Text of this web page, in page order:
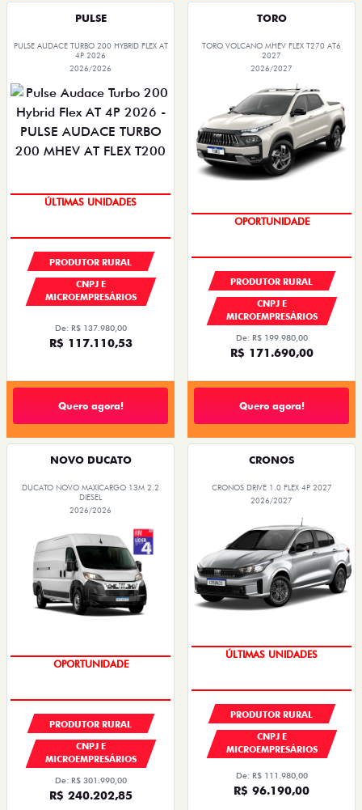
PULSE
PULSE AUDACE TURBO 200 HYBRID FLEX AT
4P 2026
2026/2026
GRANDE CHANCE FIAT
PRODUTOR RURAL
CNPJ E
MICROEMPRESÁRIOS
De: R$ 137.980,00
R$ 117.110,53
Quero agora!
TORO
TORO VOLCANO MHEV FLEX T270 AT6
2027
2026/2027
GRANDE CHANCE FIAT
PRODUTOR RURAL
CNPJ E
MICROEMPRESÁRIOS
De: R$ 199.980,00
R$ 171.690,00
Quero agora!
NOVO DUCATO
DUCATO NOVO MAXICARGO 13M 2.2
DIESEL
2026/2026
GRANDE CHANCE FIAT
PRODUTOR RURAL
CNPJ E
MICROEMPRESÁRIOS
De: R$ 301.990,00
R$ 240.202,85
CRONOS
CRONOS DRIVE 1.0 FLEX 4P 2027
2026/2027
GRANDE CHANCE FIAT
PRODUTOR RURAL
CNPJ E
MICROEMPRESÁRIOS
De: R$ 111.980,00
R$ 96.190,00